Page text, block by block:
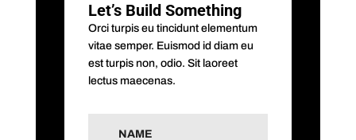
Let’s Build Something
Orci turpis eu tincidunt elementum
vitae semper. Euismod id diam eu
est turpis non, odio. Sit laoreet
lectus maecenas.